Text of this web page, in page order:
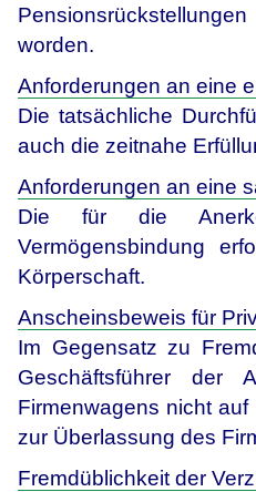
worden.
Anforderungen an eine
Die tatsächliche
auch die zeitnahe
Anforderungen an eine
Die für die
Vermögensbindung
Körperschaft.
Anscheinsbeweis für
Im Gegensatz zu
Geschäftsführer der
Firmenwagens nicht
zur Überlassung des
Fremdüblichkeit der